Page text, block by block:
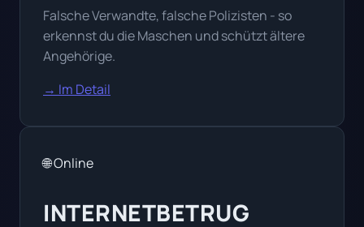
Falsche Verwandte, falsche Polizisten - so
erkennst du die Maschen und schützt ältere
Angehörige.
→ Im Detail
🌐 Online
INTERNETBETRUG